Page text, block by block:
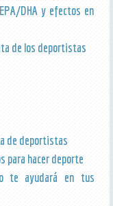
DHA y efectos en
de los deportistas
de deportistas
para hacer deporte
te ayudará en tus